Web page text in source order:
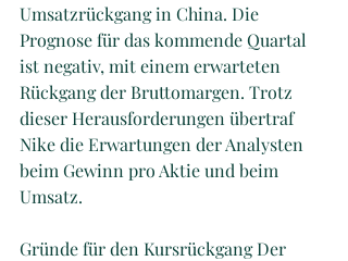
Umsatzrückgang in China. Die
Prognose für das kommende Quartal
ist negativ, mit einem erwarteten
Rückgang der Bruttomargen. Trotz
dieser Herausforderungen übertraf
Nike die Erwartungen der Analysten
beim Gewinn pro Aktie und beim
Umsatz.
Gründe für den Kursrückgang Der